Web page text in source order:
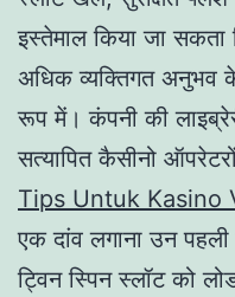
इस्तेमाल किया जा
अधिक व्यक्तिगत अनुभव
रूप में। कंपनी की
सत्यापित कैसीनो
Tips Untuk Kasino
एक दांव लगाना उन
ट्विन स्पिन स्लॉट को